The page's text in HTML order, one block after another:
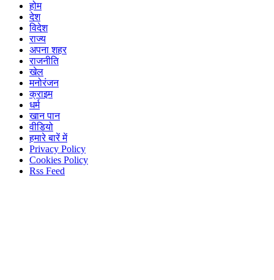
होम
देश
विदेश
राज्य
अपना शहर
राजनीति
खेल
मनोरंजन
क्राइम
धर्म
खान पान
वीडियो
हमारे बारें में
Privacy Policy
Cookies Policy
Rss Feed